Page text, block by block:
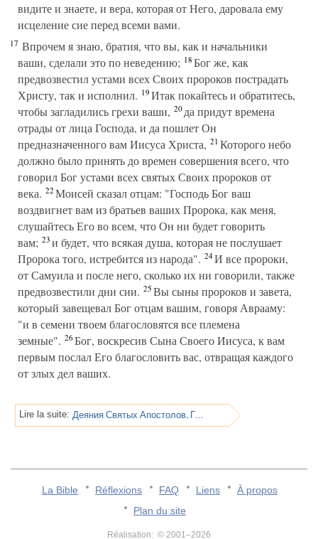
видите и знаете, и вера, которая от Него, даровала ему
исцеление сие перед всеми вами.
17 Впрочем я знаю, братия, что вы, как и начальники
ваши, сделали это по неведению; 18Бог же, как
предвозвестил устами всех Своих пророков пострадать
Христу, так и исполнил. 19Итак покайтесь и обратитесь,
чтобы загладились грехи ваши, 20да придут времена
отрады от лица Господа, и да пошлет Он
предназначенного вам Иисуса Христа, 21Которого небо
должно было принять до времен совершения всего, что
говорил Бог устами всех святых Своих пророков от
века. 22Моисей сказал отцам: "Господь Бог ваш
воздвигнет вам из братьев ваших Пророка, как меня,
слушайтесь Его во всем, что Он ни будет говорить
вам; 23и будет, что всякая душа, которая не послушает
Пророка того, истребится из народа". 24И все пророки,
от Самуила и после него, сколько их ни говорили, также
предвозвестили дни сии. 25Вы сыны пророков и завета,
который завещевал Бог отцам вашим, говоря Аврааму:
"и в семени твоем благословятся все племена
земные". 26Бог, воскресив Сына Своего Иисуса, к вам
первым послал Его благословить вас, отвращая каждого
от злых дел ваших.
Lire la suite: Деяния Святых Апостолов, Глава 4
La Bible Réflexions FAQ Liens
À propos
Plan du site
Réalisation: © 2001–2026